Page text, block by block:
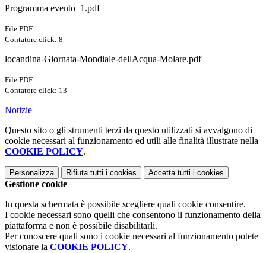
Programma evento_1.pdf
File PDF
Contatore click: 8
locandina-Giornata-Mondiale-dellAcqua-Molare.pdf
File PDF
Contatore click: 13
Notizie
Questo sito o gli strumenti terzi da questo utilizzati si avvalgono di
cookie necessari al funzionamento ed utili alle finalità illustrate nella
COOKIE POLICY.
Personalizza Rifiuta tutti i cookies Accetta tutti i cookies
Gestione cookie
In questa schermata è possibile scegliere quali cookie consentire.
I cookie necessari sono quelli che consentono il funzionamento della
piattaforma e non è possibile disabilitarli.
Per conoscere quali sono i cookie necessari al funzionamento potete
visionare la COOKIE POLICY.